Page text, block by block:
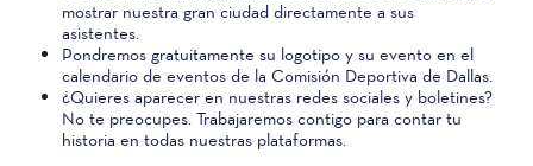
mostrar nuestra gran ciudad directamente a sus
asistentes.
Pondremos gratuitamente su logotipo y su evento en el
calendario de eventos de la Comisión Deportiva de Dallas.
¿Quieres aparecer en nuestras redes sociales y boletines?
No te preocupes. Trabajaremos contigo para contar tu
historia en todas nuestras plataformas.